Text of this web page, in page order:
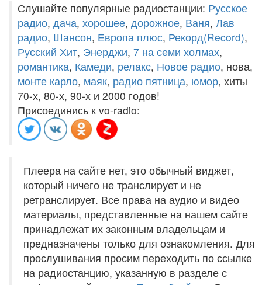
Слушайте популярные радиостанции: Русское
радио, дача, хорошее, дорожное, Ваня, Лав
радио, Шансон, Европа плюс, Рекорд(Record),
Русский Хит, Энерджи, 7 на семи холмах,
романтика, Камеди, релакс, Новое радио, нова,
монте карло, маяк, радио пятница, юмор, хиты
70-х, 80-х, 90-х и 2000 годов!
Присоединись к vo-radio:
Плеера на сайте нет, это обычный виджет,
который ничего не транслирует и не
ретранслирует. Все права на аудио и видео
материалы, представленные на нашем сайте
принадлежат их законным владельцам и
предназначены только для ознакомления. Для
прослушивания просим переходить по ссылке
на радиостанцию, указанную в разделе с